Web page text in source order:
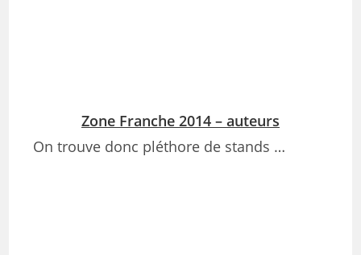
Zone Franche 2014 – auteurs
On trouve donc pléthore de stands …